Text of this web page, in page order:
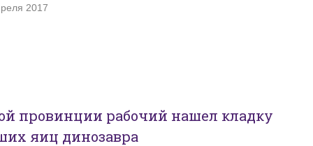
2017
провинции рабочий нашел кладку
яиц динозавра